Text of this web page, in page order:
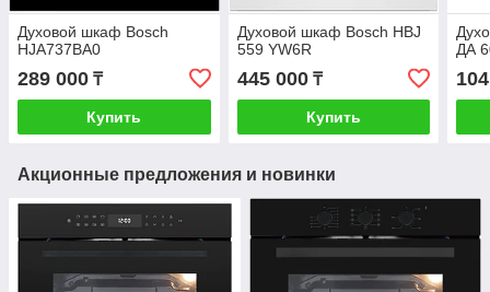
Духовой шкаф Bosch
HJA737BA0
289 000 ₸
Купить
Духовой шкаф Bosch HBJ
559 YW6R
445 000₸
Купить
ДА
Акционные предложения и новинки